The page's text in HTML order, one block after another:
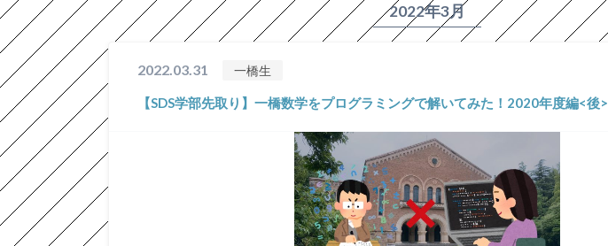
2022年3月
2022.03.31 一橋生
【SDS学部先取り】一橋数学をプログラミングで解いてみた！2020年度編<後>